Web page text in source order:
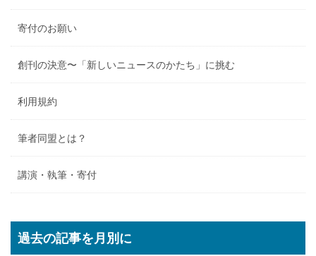
寄付のお願い
創刊の決意〜「新しいニュースのかたち」に挑む
利用規約
筆者同盟とは？
講演・執筆・寄付
過去の記事を月別に